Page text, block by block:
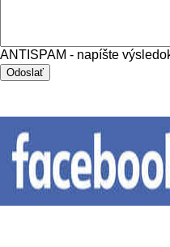
ANTISPAM - napíšte